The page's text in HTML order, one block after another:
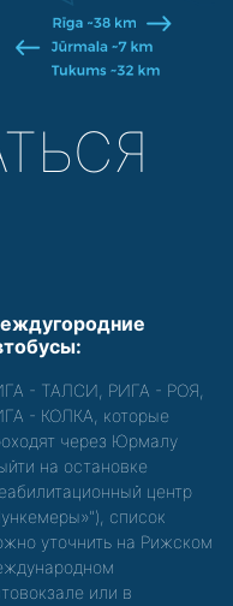
- ТАЛСИ, РИГА - РОЯ,
- КОЛКА, которые
через Юрмалу
на остановке
центр
список
уточнить на Рижском
или в